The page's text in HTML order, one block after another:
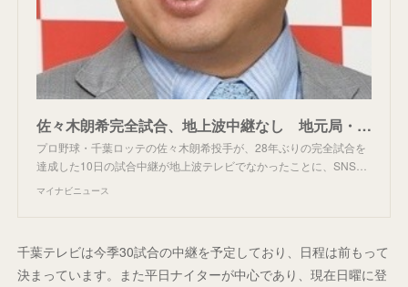
佐々木朗希完全試合、地上波中継なし 地元局・チバテレの放映権は平日ナイター中心に
プロ野球・千葉ロッテの佐々木朗希投手が、28年ぶりの完全試合を
達成した10日の試合中継が地上波テレビでなかったことに、SNS…
マイナビニュース
千葉テレビは今季30試合の中継を予定しており、日程は前もって
決まっています。また平日ナイターが中心であり、現在日曜に登